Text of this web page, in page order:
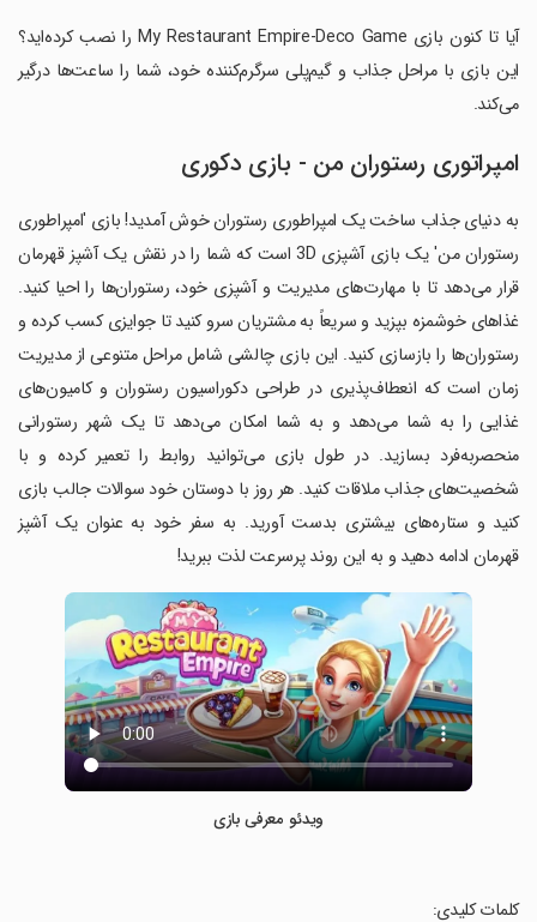
آیا تا کنون بازی My Restaurant Empire-Deco Game را نصب کرده‌اید؟
این بازی با مراحل جذاب و گیم‌پلی سرگرم‌کننده خود، شما را ساعت‌ها درگیر
می‌کند.
امپراتوری رستوران من - بازی دکوری
به دنیای جذاب ساخت یک امپراطوری رستوران خوش آمدید! بازی 'امپراطوری
رستوران من' یک بازی آشپزی 3D است که شما را در نقش یک آشپز قهرمان
قرار می‌دهد تا با مهارت‌های مدیریت و آشپزی خود، رستوران‌ها را احیا کنید.
غذاهای خوشمزه بپزید و سریعاً به مشتریان سرو کنید تا جوایزی کسب کرده و
رستوران‌ها را بازسازی کنید. این بازی چالشی شامل مراحل متنوعی از مدیریت
زمان است که انعطاف‌پذیری در طراحی دکوراسیون رستوران و کامیون‌های
غذایی را به شما می‌دهد و به شما امکان می‌دهد تا یک شهر رستورانی
منحصربه‌فرد بسازید. در طول بازی می‌توانید روابط را تعمیر کرده و با
شخصیت‌های جذاب ملاقات کنید. هر روز با دوستان خود سوالات جالب بازی
کنید و ستاره‌های بیشتری بدست آورید. به سفر خود به عنوان یک آشپز
قهرمان ادامه دهید و به این روند پرسرعت لذت ببرید!
ویدئو معرفی بازی
‏کلمات کلیدی: